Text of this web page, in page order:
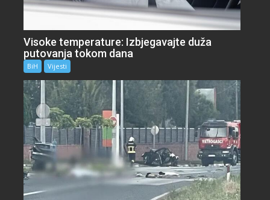
Visoke temperature: Izbjegavajte duža
putovanja tokom dana
BiH Vijesti